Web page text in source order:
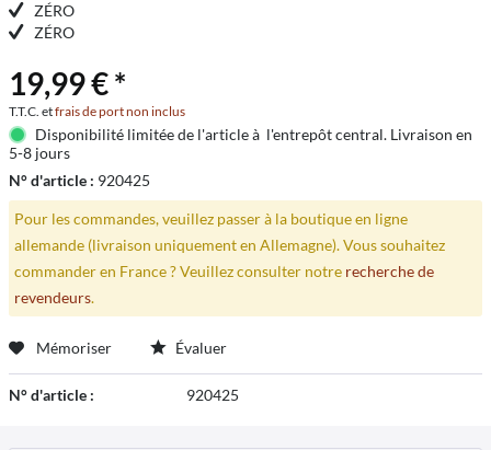
ZÉRO
ZÉRO
19,99 € *
T.T.C. etfrais de port non inclus
Disponibilité limitée de l'article à l'entrepôt central. Livraison en
5-8 jours
N° d'article : 920425
Pour les commandes, veuillez passer à la boutique en ligne
allemande (livraison uniquement en Allemagne). Vous souhaitez
commander en France ? Veuillez consulter notre recherche de
revendeurs.
Mémoriser Évaluer
N° d'article : 920425